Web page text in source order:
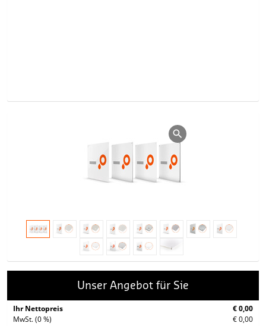
Unser Angebot für Sie
Ihr Nettopreis
€ 0,00
MwSt. (0 %)
€ 0,00